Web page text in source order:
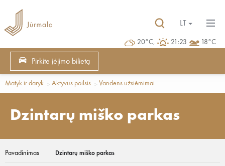
20°C, 21:23 18°C
LT
Pirkite įėjimo bilietą
Matyk ir daryk Aktyvus poilsis Vandens užsiėmimai
Dzintarų miško parkas
Pavadinimas Dzintarų miško parkas